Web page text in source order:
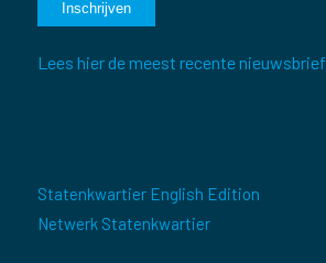
Lees hier de meest recente nieuwsbrief
Statenkwartier English Edition
Netwerk Statenkwartier